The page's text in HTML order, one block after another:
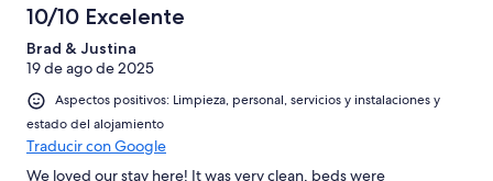
10/10 Excelente
Brad & Justina
19 de ago de 2025
Aspectos positivos: Limpieza, personal, servicios y instalaciones y
estado del alojamiento
Traducir con Google
We loved our stay here! It was very clean, beds were